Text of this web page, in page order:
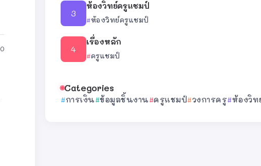
0
ห้องวิทย์ครูแชมป์
ห้องวิทย์ครูแชมป์
เรื่องหลัก
ครูแชมป์
Categories
การเงิน ข้อมูลชิ้นงาน ครูแชมป์ วงการครู ห้องวิ